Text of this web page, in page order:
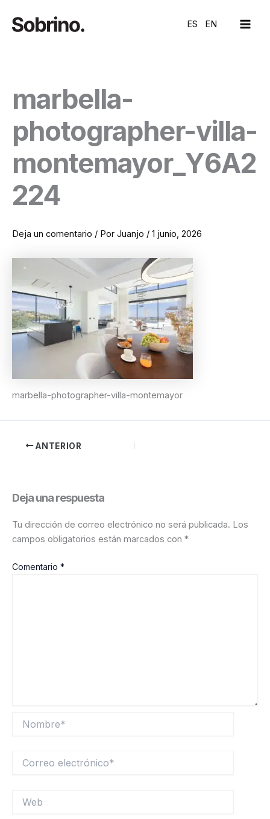
contenido
ES EN
marbella-
photographer-villa-
montemayor_Y6A2
224
Deja un comentario / Por Juanjo / 1 junio, 2026
marbella-photographer-villa-montemayor
ANTERIOR
Deja una respuesta
Tu dirección de correo electrónico no será publicada. Los
campos obligatorios están marcados con *
Comentario *
electrónico*